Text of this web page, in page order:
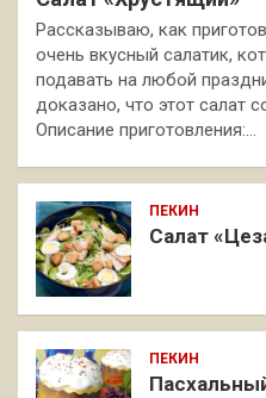
Рассказываю, как
очень вкусный салатик,
подавать на любой
доказано, что этот салат
Описание приготовления:…
ПЕКИН
Салат
ПЕКИН